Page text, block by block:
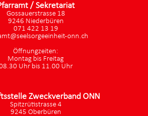
/ Sekretariat
Gossauerstrasse 18
9246 Niederbüren
071 422 13 19
onn.ch
Öffnungzeiten:
Montag bis Freitag
Uhr bis 11.00 Uhr
Zweckverband ONN
Spitzrütistrasse 4
9245 Oberbüren